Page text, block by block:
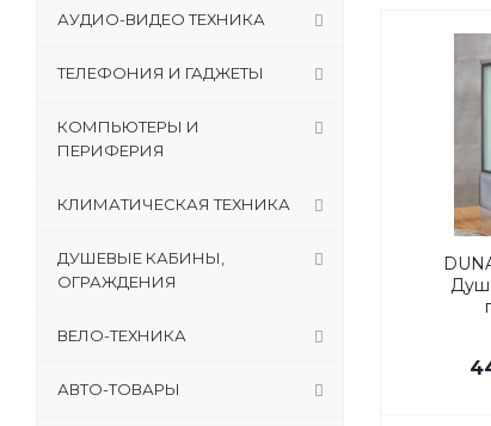
DUNAY
АУДИО-ВИДЕО ТЕХНИКА
ТЕЛЕФОНИЯ И ГАДЖЕТЫ
КОМПЬЮТЕРЫ И
ПЕРИФЕРИЯ
КЛИМАТИЧЕСКАЯ ТЕХНИКА
ДУШЕВЫЕ КАБИНЫ,
ОГРАЖДЕНИЯ
ВЕЛО-ТЕХНИКА
АВТО-ТОВАРЫ